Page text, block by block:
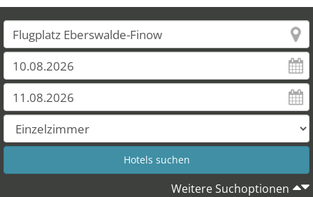
Weitere Suchoptionen